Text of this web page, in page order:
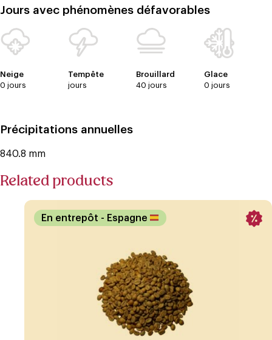
Jours avec phénomènes défavorables
Neige
0 jours
Tempête
jours
Brouillard
40 jours
Glace
0 jours
Précipitations annuelles
840.8 mm
Related products
En entrepôt - Espagne